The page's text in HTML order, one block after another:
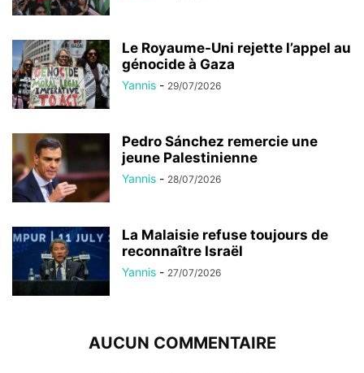
Le Royaume-Uni rejette l’appel au
génocide à Gaza
Yannis - 29/07/2026
Pedro Sánchez remercie une
jeune Palestinienne
Yannis - 28/07/2026
La Malaisie refuse toujours de
reconnaître Israël
Yannis - 27/07/2026
AUCUN COMMENTAIRE